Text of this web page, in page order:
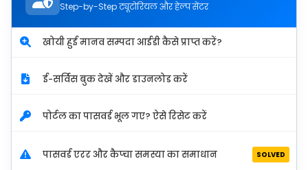
Step-by-Step ट्यूटोरियल और हेल्प सेंटर
खोयी हुई मानव सम्पदा आईडी कैसे प्राप्त करें?
ई-सर्विस बुक देखें और डाउनलोड करें
पोर्टल का पासवर्ड भूल गए? ऐसे रिसेट करें
पासवर्ड एरर और कैप्चा समस्या का समाधान SOLVED